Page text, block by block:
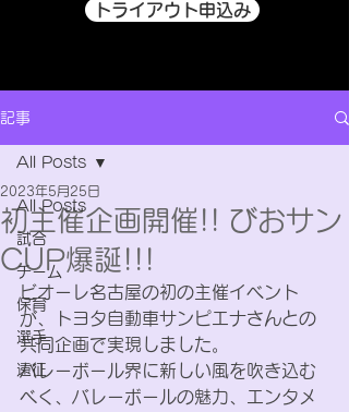
トライアウト申込み
記事
All Posts
試合
チーム
保育
選手
遠征
All Posts
初主催企画開催!! びおサン
CUP爆誕!!!
2023年5月25日
ビオーレ名古屋の初の主催イベント
が、トヨタ自動車サンピエナさんとの
共同企画で実現しました。
バレーボール界に新しい風を吹き込む
べく、バレーボールの魅力、エンタメ